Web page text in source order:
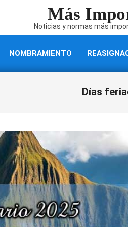
Más
Noticias y normas más
NOMBRAMIENTO
Días